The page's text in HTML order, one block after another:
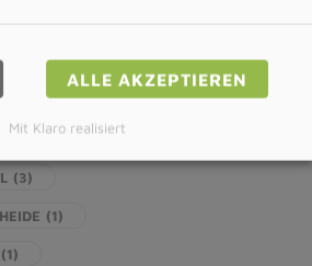
(1)
SCHULTER (1)
(1)
(3)
(1)
(1)
ALLE AKZEPTIEREN
Mit Klaro realisiert